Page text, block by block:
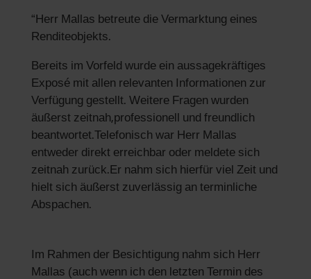
“Herr Mallas betreute die Vermarktung eines
Renditeobjekts.
Bereits im Vorfeld wurde ein aussagekräftiges
Exposé mit allen relevanten Informationen zur
Verfügung gestellt. Weitere Fragen wurden
äußerst zeitnah,professionell und freundlich
beantwortet.Telefonisch war Herr Mallas
entweder direkt erreichbar oder meldete sich
zeitnah zurück.Er nahm sich hierfür viel Zeit und
hielt sich äußerst zuverlässig an terminliche
Abspachen.
Im Rahmen der Besichtigung nahm sich Herr
Mallas (auch wenn ich den letzten Termin des